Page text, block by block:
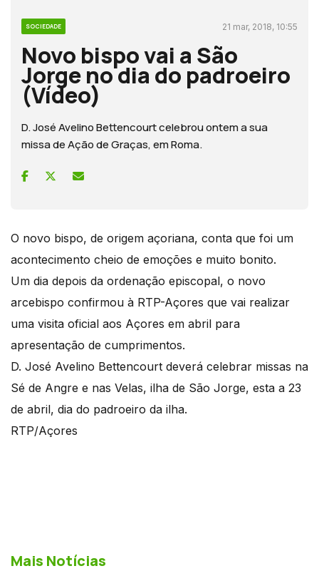
SOCIEDADE 21 mar, 2018, 10:55
Novo bispo vai a São
Jorge no dia do padroeiro
(Vídeo)
D. José Avelino Bettencourt celebrou ontem a sua
missa de Ação de Graças, em Roma.
O novo bispo, de origem açoriana, conta que foi um
acontecimento cheio de emoções e muito bonito.
Um dia depois da ordenação episcopal, o novo
arcebispo confirmou à RTP-Açores que vai realizar
uma visita oficial aos Açores em abril para
apresentação de cumprimentos.
D. José Avelino Bettencourt deverá celebrar missas na
Sé de Angre e nas Velas, ilha de São Jorge, esta a 23
de abril, dia do padroeiro da ilha.
RTP/Açores
Mais Notícias